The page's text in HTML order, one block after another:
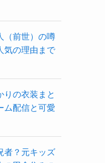
（前世）の噂
気の理由まで
りの衣装まと
ム配信と可愛
者？元キッズ